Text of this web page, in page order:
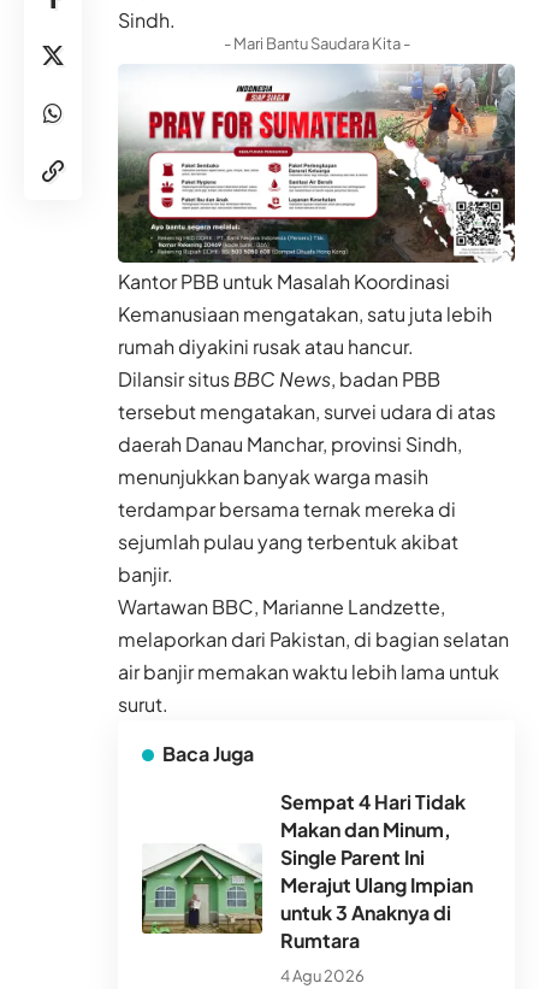
Sindh.
- Mari Bantu Saudara Kita -
Kantor PBB untuk Masalah Koordinasi
Kemanusiaan mengatakan, satu juta lebih
rumah diyakini rusak atau hancur.
Dilansir situsBBC News, badan PBB
tersebut mengatakan, survei udara di atas
daerah Danau Manchar, provinsi Sindh,
menunjukkan banyak warga masih
terdampar bersama ternak mereka di
sejumlah pulau yang terbentuk akibat
banjir.
Wartawan BBC, Marianne Landzette,
melaporkan dari Pakistan, di bagian selatan
air banjir memakan waktu lebih lama untuk
surut.
Baca Juga
Sempat 4 Hari Tidak
Makan dan Minum,
Single Parent Ini
Merajut Ulang Impian
untuk 3 Anaknya di
Rumtara
4 Agu 2026